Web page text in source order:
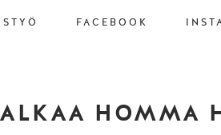
FACEBOOK
ALKAA HOMMA